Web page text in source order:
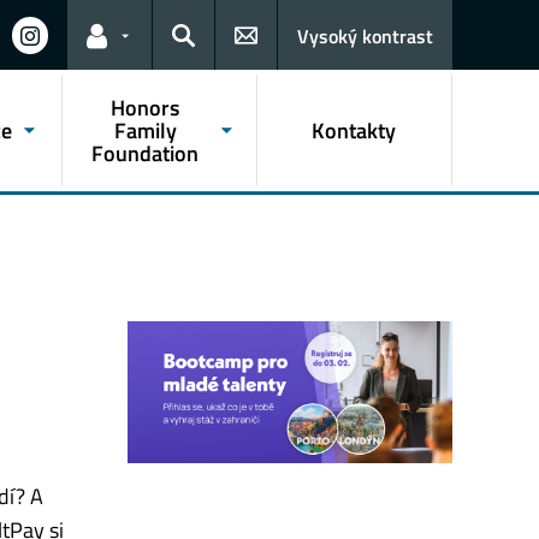
Odkazy pro uživatele
Hledat
Vysoký kontrast
Honors
Family
Foundation
Kontakty
A
si